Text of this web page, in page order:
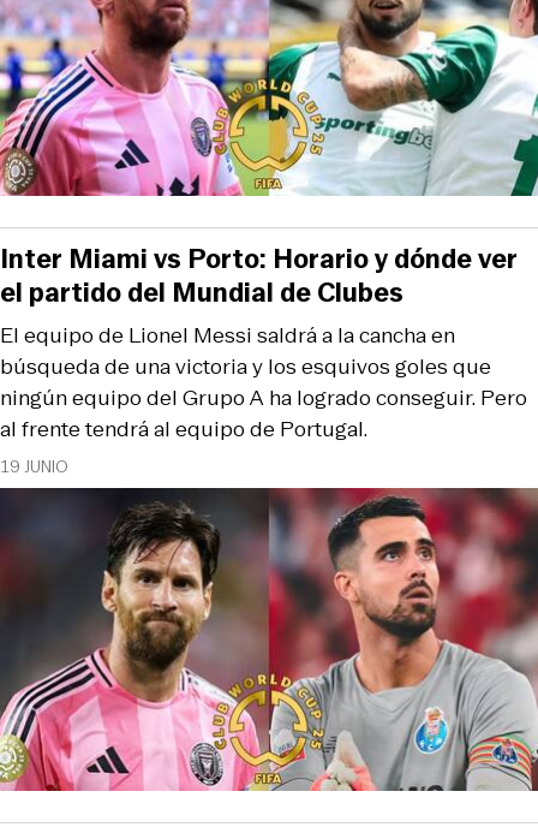
19 JUNIO
El equipo de Lionel Messi saldrá a la cancha en
búsqueda de una victoria y los esquivos goles que
ningún equipo del Grupo A ha logrado conseguir. Pero
al frente tendrá al equipo de Portugal.
Inter Miami vs Porto: Horario y dónde ver
el partido del Mundial de Clubes